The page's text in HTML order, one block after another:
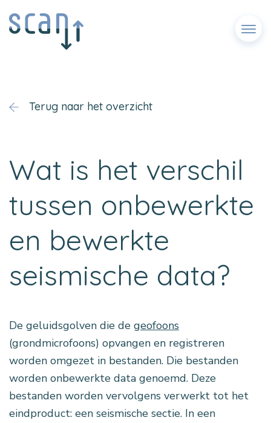
Menu
Terug naar het overzicht
Wat is het verschil
tussen onbewerkte
en bewerkte
seismische data?
De geluidsgolven die de geofoons
(grondmicrofoons) opvangen en registreren
worden omgezet in bestanden. Die bestanden
worden onbewerkte data genoemd. Deze
bestanden worden vervolgens verwerkt tot het
eindproduct: een seismische sectie. In een